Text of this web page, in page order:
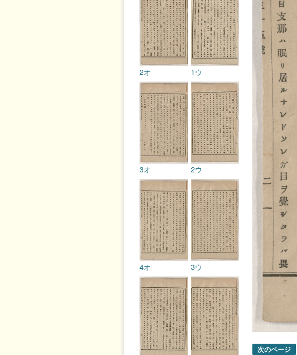
次のページ
1ウ
2オ
2ウ
3オ
3ウ
4オ